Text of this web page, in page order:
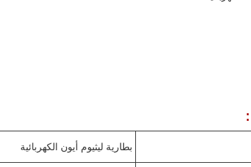
بطارية ليثيوم أيون الكهربائية